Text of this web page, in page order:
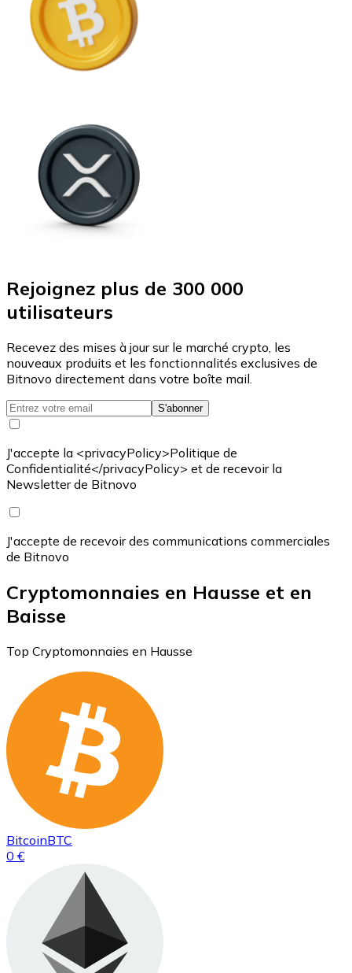
Rejoignez plus de 300 000
utilisateurs
Recevez des mises à jour sur le marché crypto, les
nouveaux produits et les fonctionnalités exclusives de
Bitnovo directement dans votre boîte mail.
S'abonner
J'accepte la <privacyPolicy>Politique de
Confidentialité</privacyPolicy> et de recevoir la
Newsletter de Bitnovo
J'accepte de recevoir des communications commerciales
de Bitnovo
Cryptomonnaies en Hausse et en
Baisse
Top Cryptomonnaies en Hausse
BitcoinBTC
0 €